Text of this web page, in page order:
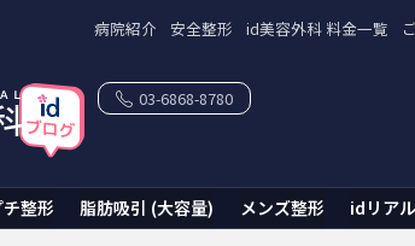
病院紹介 安全整形 id美容外科 料金一覧
チ整形 脂肪吸引 (大容量) メンズ整形 idリア
03-6868-8780